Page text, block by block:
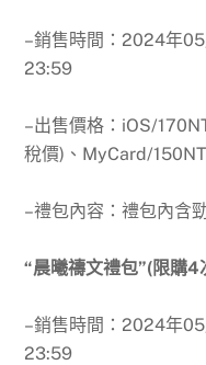
–銷售時間：2024年
23:59
–出售價格：iOS/
稅價)、MyCard/
–禮包內容：禮包內含
“晨曦禱文禮包”(限購4
–銷售時間：2024年
23:59